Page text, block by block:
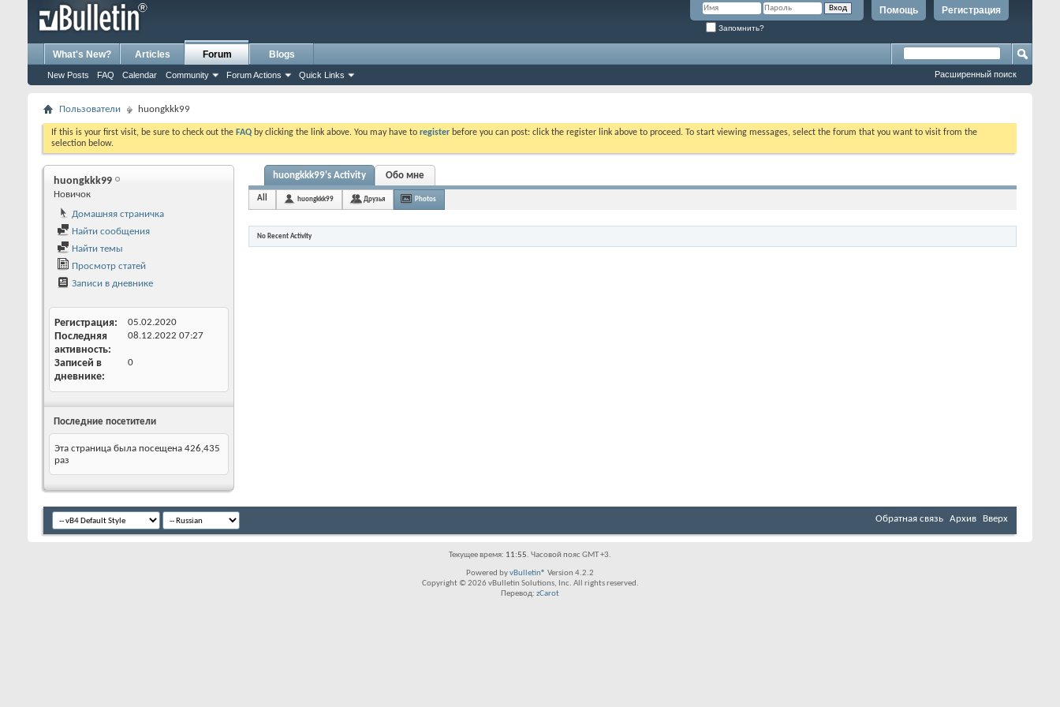
Регистрация
Помощь
Запомнить?
What's New? Articles Forum
New Posts FAQ Calendar Community Forum Actions Quick Links
Blogs
Расширенный поиск
Пользователи huongkkk99
If this is your first visit, be sure to check out the FAQ by clicking the link above. You may have to register before you can post: click the register link above to proceed. To start viewing messages, select the forum that you want to visit from the
selection below.
huongkkk99
Новичок
Домашняя страничка
Найти сообщения
Найти темы
Просмотр статей
Записи в дневнике
Регистрация 05.02.2020
Последняя
активность
08.12.2022 07:27
Записей в
дневнике
0
Последние посетители
Эта страница была посещена 426,435
раз
huongkkk99's Activity Обо мне
All huongkkk99 Друзья Photos
No Recent Activity
Обратная связь Архив Вверх
Текущее время: 11:55. Часовой пояс GMT +3.
Powered byvBulletin® Version 4.2.2
Copyright © 2026 vBulletin Solutions, Inc. All rights reserved.
Перевод: zCarot